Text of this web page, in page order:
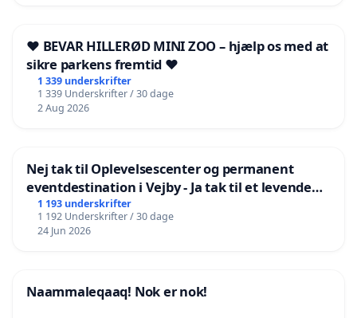
❤️ BEVAR HILLERØD MINI ZOO – hjælp os med at
sikre parkens fremtid ❤️
1 339 underskrifter
1 339 Underskrifter / 30 dage
2 Aug 2026
Nej tak til Oplevelsescenter og permanent
eventdestination i Vejby - Ja tak til et levende
lokalområde i balance
1 193 underskrifter
1 192 Underskrifter / 30 dage
24 Jun 2026
Naammaleqaaq! Nok er nok!